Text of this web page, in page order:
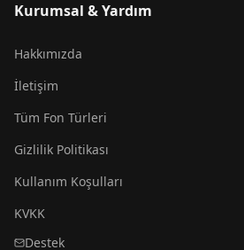
Kurumsal & Yardım
Hakkımızda
İletişim
Tüm Fon Türleri
Gizlilik Politikası
Kullanım Koşulları
KVKK
Destek